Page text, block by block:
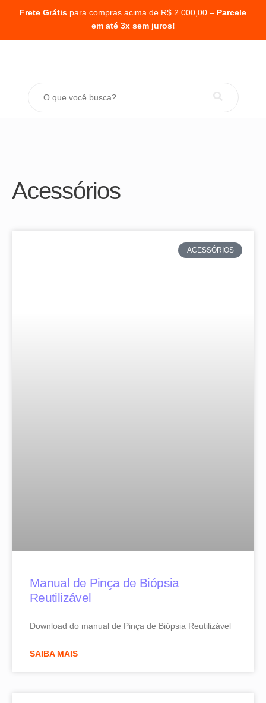
Frete Grátis para compras acima de R$ 2.000,00 – Parcele
em até 3x sem juros!
Acessórios
ACESSÓRIOS
Manual de Pinça de Biópsia
Reutilizável
Download do manual de Pinça de Biópsia Reutilizável
SAIBA MAIS